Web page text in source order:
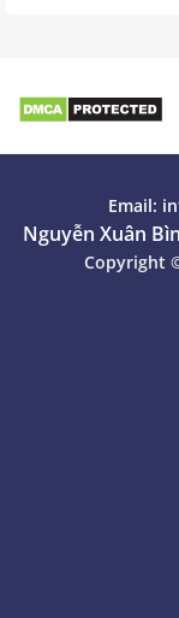
Email:
Nguyễn Xuân
Copyright